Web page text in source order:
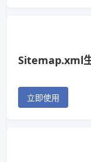
Sitemap.xml
立即使用